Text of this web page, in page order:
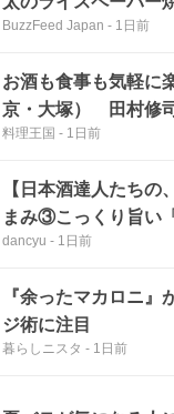
BuzzFeed Japan - 1日前
お酒も食事も気軽に
京・大塚） 田村修
料理王国 - 1日前
【日本酒達人たち
まみ③こっくり旨い
dancyu - 1日前
『余ったマカロニ
ジ術に注目
暮らしニスタ - 1日前